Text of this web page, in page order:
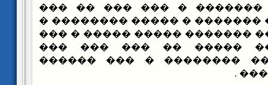
��������� ��� ������� �
����� ���� ���� ������� �
����� ����� ���� �������
����� ����� �� �����
�������� � ����